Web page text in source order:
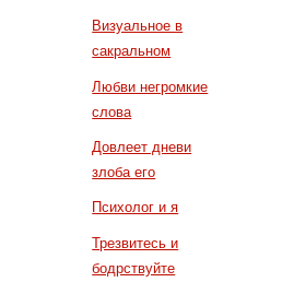
Визуальное в
сакральном
Любви негромкие
слова
Довлеет дневи
злоба его
Психолог и я
Трезвитесь и
бодрствуйте